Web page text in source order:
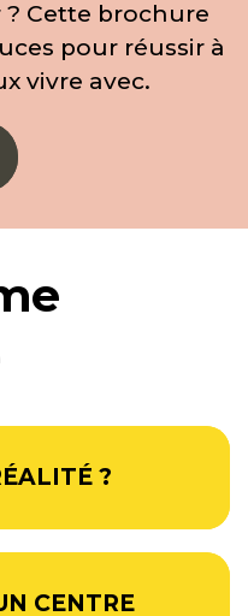
Cette brochure
pour réussir à
vivre avec.
?
CENTRE